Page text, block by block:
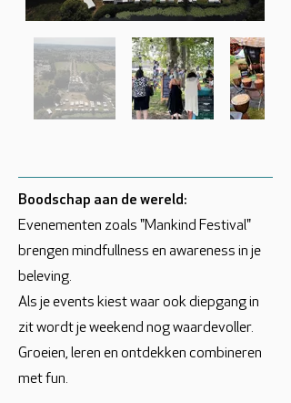
Boodschap aan de wereld:
Evenementen zoals "Mankind Festival"
brengen mindfullness en awareness in je
beleving.
Als je events kiest waar ook diepgang in
zit wordt je weekend nog waardevoller.
Groeien, leren en ontdekken combineren
met fun.